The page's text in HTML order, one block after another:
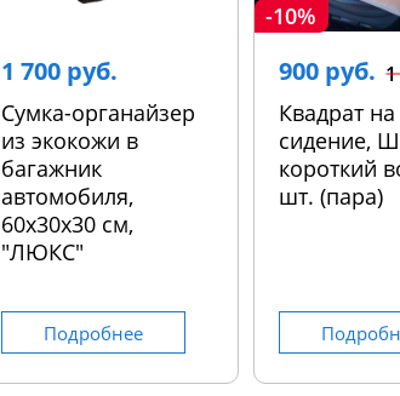
1 700 руб.
Сумка-органайзер
из экокожи в
багажник
автомобиля,
60х30х30 см,
"ЛЮКС"
Подробнее
-10%
900 руб.
Квадрат на
сидение,
короткий
шт. (пара)